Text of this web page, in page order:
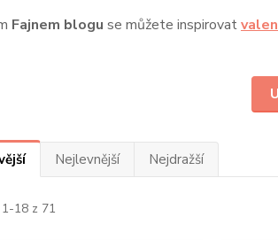
Fajnem blogu se můžete inspirovat
Nejlevnější Nejdražší
18 z 71